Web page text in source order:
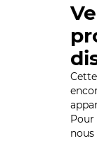
Pour